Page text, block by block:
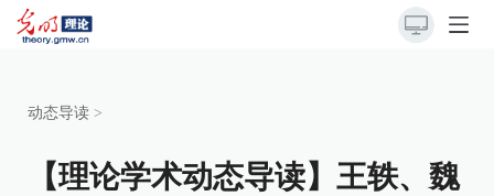
动态导读 >
【理论学术动态导读】王轶、魏